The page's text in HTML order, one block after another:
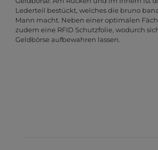
Lederteil bestückt, welches die bruno
Mann macht. Neben einer optimalen
zudem eine RFID Schutzfolie, wodurch
Geldbörse aufbewahren lassen.